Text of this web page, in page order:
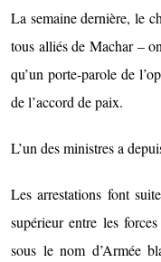
La semaine dernière, le
tous alliés de Machar –
qu’un porte-parole de
de l’accord de paix.
L’un des ministres a
Les arrestations font
supérieur entre les
sous le nom d’Armée